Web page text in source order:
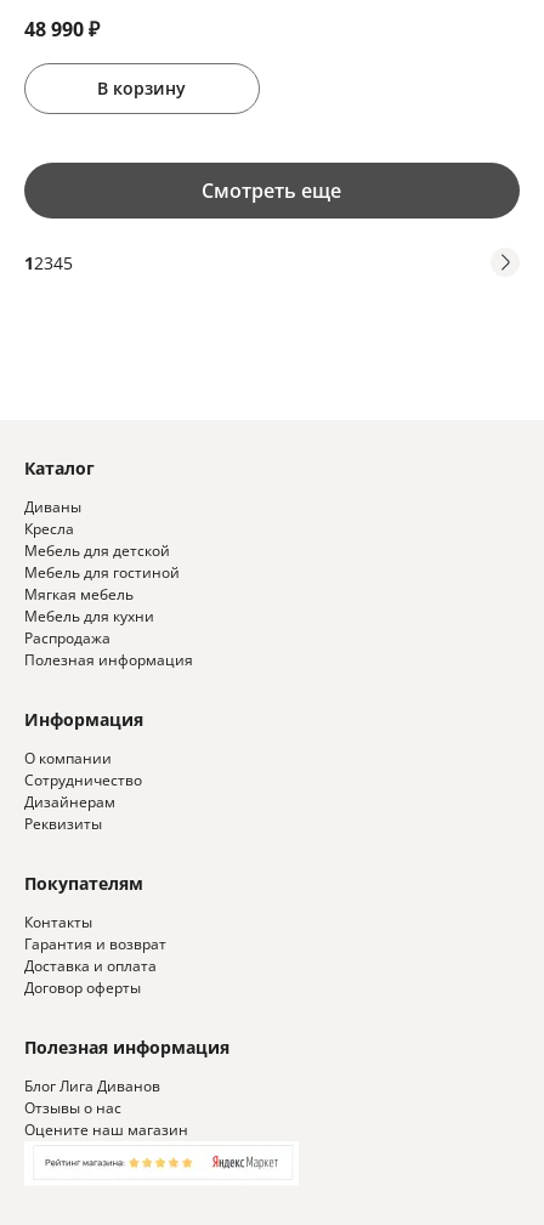
48 990₽
В корзину
Смотреть еще
12345
Каталог
Диваны
Кресла
Мебель для детской
Мебель для гостиной
Мягкая мебель
Мебель для кухни
Распродажа
Полезная информация
Информация
О компании
Сотрудничество
Дизайнерам
Реквизиты
Покупателям
Контакты
Гарантия и возврат
Доставка и оплата
Договор оферты
Полезная информация
Блог Лига Диванов
Отзывы о нас
Оцените наш магазин